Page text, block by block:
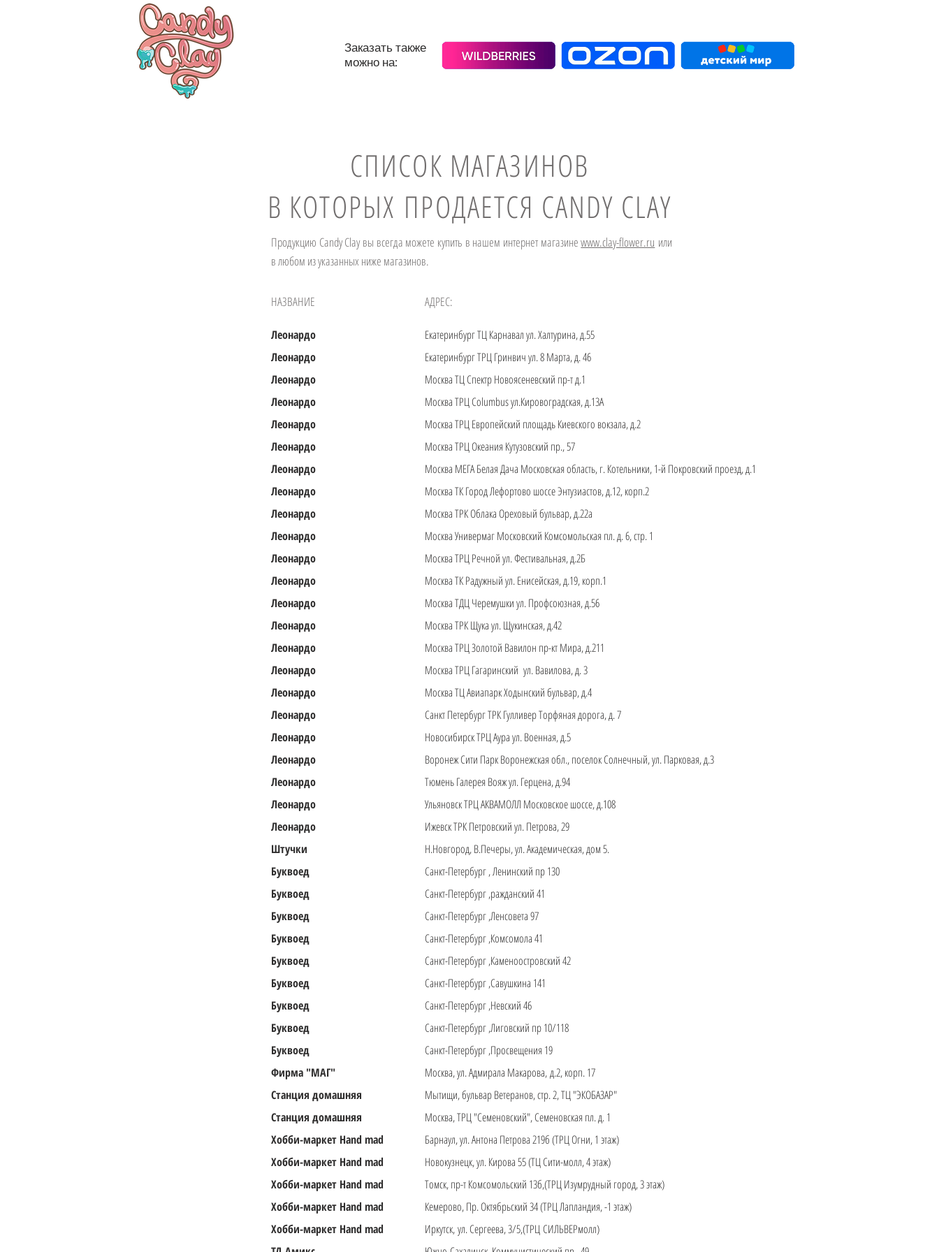
Заказать также
можно на:
СПИСОК МАГАЗИНОВ
В КОТОРЫХ ПРОДАЕТСЯ CANDY CLAY
Продукцию Candy Clay вы всегда можете купить в нашем интернет магазинеwww.clay-flower.ru или
в любом из указанных ниже магазинов.
НАЗВАНИЕ
Леонардо
Леонардо
Леонардо
Леонардо
Леонардо
Леонардо
Леонардо
Леонардо
Леонардо
Леонардо
Леонардо
Леонардо
Леонардо
Леонардо
Леонардо
Леонардо
Леонардо
Леонардо
Леонардо
Леонардо
Леонардо
Леонардо
Леонардо
Штучки
Буквоед
Буквоед
Буквоед
Буквоед
Буквоед
Буквоед
Буквоед
Буквоед
Буквоед
Фирма "МАГ"
Станция домашняя
Станция домашняя
Хобби-маркет Hand mad
Хобби-маркет Hand mad
Хобби-маркет Hand mad
Хобби-маркет Hand mad
Хобби-маркет Hand mad
АДРЕС:
Екатеринбург ТЦ Карнавал ул. Халтурина, д.55
Екатеринбург ТРЦ Гринвич ул. 8 Марта, д. 46
Москва ТЦ Спектр Новоясеневский пр-т д.1
Москва ТРЦ Columbus ул.Кировоградская, д.13А
Москва ТРЦ Европейский площадь Киевского вокзала, д.2
Москва ТРЦ Океания Кутузовский пр., 57
Москва МЕГА Белая Дача Московская область, г. Котельники, 1-й Покровский проезд, д.1
Москва ТК Город Лефортово шоссе Энтузиастов, д.12, корп.2
Москва ТРК Облака Ореховый бульвар, д.22а
Москва Универмаг Московский Комсомольская пл. д. 6, стр. 1
Москва ТРЦ Речной ул. Фестивальная, д.2Б
Москва ТК Радужный ул. Енисейская, д.19, корп.1
Москва ТДЦ Черемушки ул. Профсоюзная, д.56
Москва ТРК Щука ул. Щукинская, д.42
Москва ТРЦ Золотой Вавилон пр-кт Мира, д.211
Москва ТРЦ Гагаринский ул. Вавилова, д. 3
Москва ТЦ Авиапарк Ходынский бульвар, д.4
Санкт Петербург ТРК Гулливер Торфяная дорога, д. 7
Новосибирск ТРЦ Аура ул. Военная, д.5
Воронеж Сити Парк Воронежская обл., поселок Солнечный, ул. Парковая, д.3
Тюмень Галерея Вояж ул. Герцена, д.94
Ульяновск ТРЦ АКВАМОЛЛ Московское шоссе, д.108
Ижевск ТРК Петровский ул. Петрова, 29
Н.Новгород, В.Печеры, ул. Академическая, дом 5.
Санкт-Петербург , Ленинский пр 130
Санкт-Петербург ,ражданский 41
Санкт-Петербург ,Ленсовета 97
Санкт-Петербург ,Комсомола 41
Санкт-Петербург ,Каменоостровский 42
Санкт-Петербург ,Савушкина 141
Санкт-Петербург ,Невский 46
Санкт-Петербург ,Лиговский пр 10/118
Санкт-Петербург ,Просвещения 19
Москва, ул. Адмирала Макарова, д.2, корп. 17
Мытищи, бульвар Ветеранов, стр. 2, ТЦ "ЭКОБАЗАР"
Москва, ТРЦ "Семеновский", Семеновская пл. д. 1
Барнаул, ул. Антона Петрова 219б (ТРЦ Огни, 1 этаж)
Новокузнецк, ул. Кирова 55 (ТЦ Сити-молл, 4 этаж)
Томск, пр-т Комсомольский 13б,(ТРЦ Изумрудный город, 3 этаж)
Кемерово, Пр. Октябрьский 34 (ТРЦ Лапландия, -1 этаж)
Иркутск, ул. Сергеева, 3/5,(ТРЦ СИЛЬВЕРмолл)